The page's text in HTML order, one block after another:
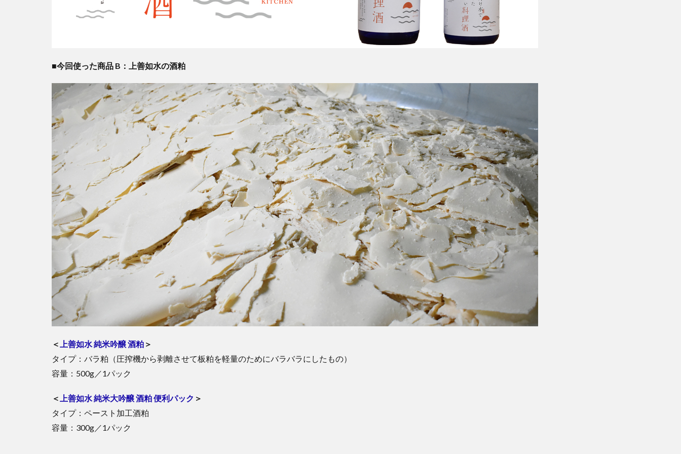
■今回使った商品 B：上善如水の酒粕
＜ 上善如水 純米吟醸 酒粕 ＞
タイプ：バラ粕（圧搾機から剥離させて板粕を軽量のためにバラバラにしたもの）
容量：500g／1パック
＜ 上善如水 純米大吟醸 酒粕 便利パック ＞
タイプ：ペースト加工酒粕
容量：300g／1パック